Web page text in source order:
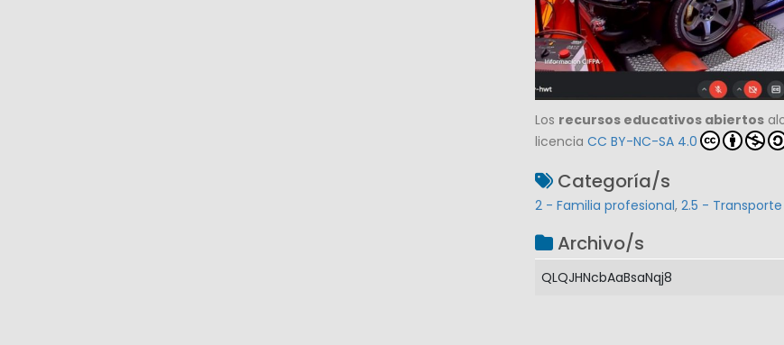
Los recursos educativos abiertos
licencia CC BY-NC-SA 4.0
Categoría/s
2 - Familia profesional, 2.5 -
Archivo/s
QLQJHNcbAaBsaNqj8